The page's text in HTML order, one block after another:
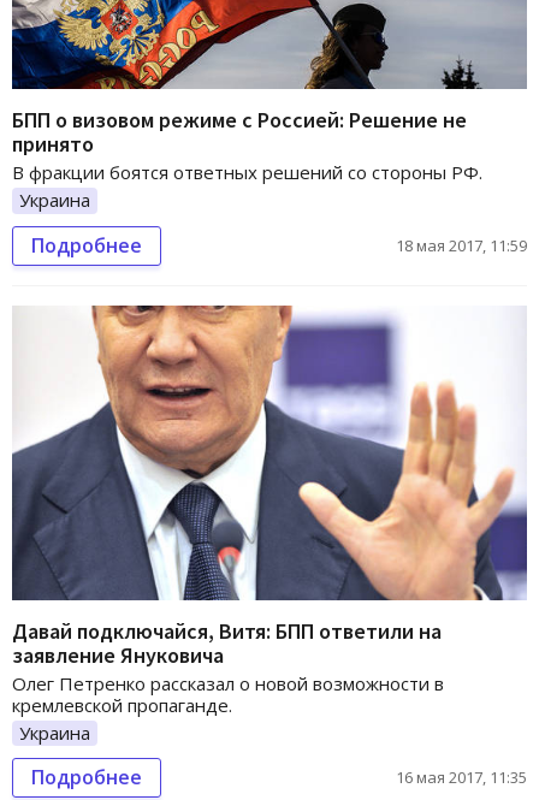
БПП о визовом режиме с Россией: Решение не
принято
В фракции боятся ответных решений со стороны РФ.
Украина
Подробнее 18 мая 2017, 11:59
Давай подключайся, Витя: БПП ответили на
заявление Януковича
Олег Петренко рассказал о новой возможности в
кремлевской пропаганде.
Украина
Подробнее 16 мая 2017, 11:35